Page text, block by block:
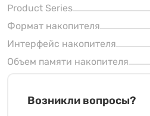
Product Series
Формат накопителя
Интерфейс накопителя
Объем памяти накопителя
Возникли вопросы?